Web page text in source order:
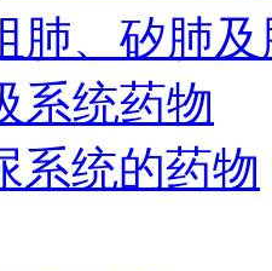
肺、矽肺
系统药物
系统的药物